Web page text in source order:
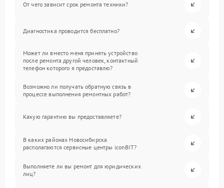
От чего зависит срок ремонта техники?
Диагностика проводится бесплатно?
Может ли вместо меня принять устройство
после ремонта другой человек, контактный
телефон которого я предоставлю?
Возможно ли получать обратную связь в
процессе выполнения ремонтных работ?
Какую гарантию вы предоставляете?
В каких районах Новосибирска
располагаются сервисные центры iconBIT?
Выполняете ли вы ремонт для юридических
лиц?